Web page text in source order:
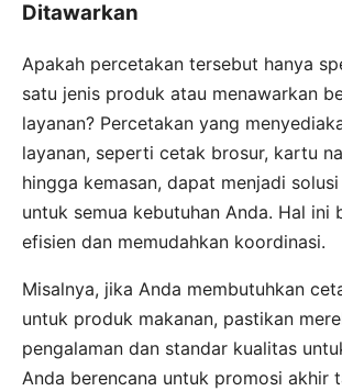
Ditawarkan
Apakah percetakan tersebut hanya
satu jenis produk atau menawarkan
layanan? Percetakan yang
layanan, seperti cetak brosur, kartu
hingga kemasan, dapat menjadi solusi
untuk semua kebutuhan Anda. Hal ini
efisien dan memudahkan koordinasi.
Misalnya, jika Anda membutuhkan
untuk produk makanan, pastikan
pengalaman dan standar kualitas
Anda berencana untuk promosi akhir